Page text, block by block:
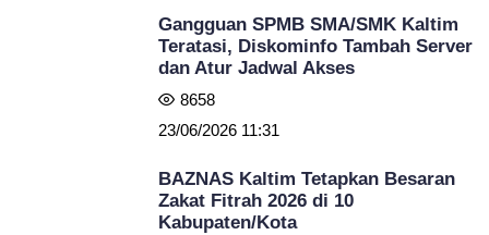
Gangguan SPMB SMA/SMK Kaltim
Teratasi, Diskominfo Tambah Server
dan Atur Jadwal Akses
8658
23/06/2026 11:31
BAZNAS Kaltim Tetapkan Besaran
Zakat Fitrah 2026 di 10
Kabupaten/Kota